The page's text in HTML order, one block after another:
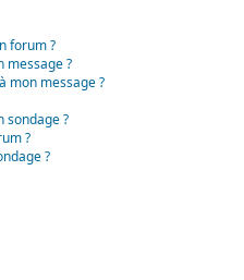
forum ?
message ?
mon message ?
sondage ?
?
?